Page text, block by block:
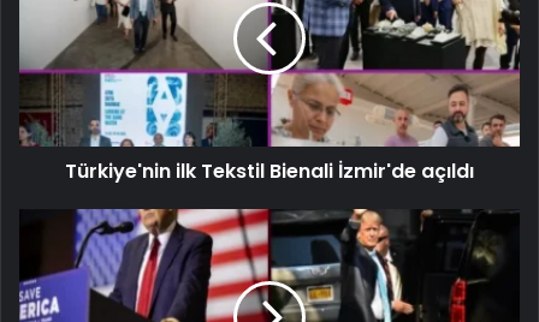
Türkiye'nin ilk Tekstil Bienali İzmir'de açıldı